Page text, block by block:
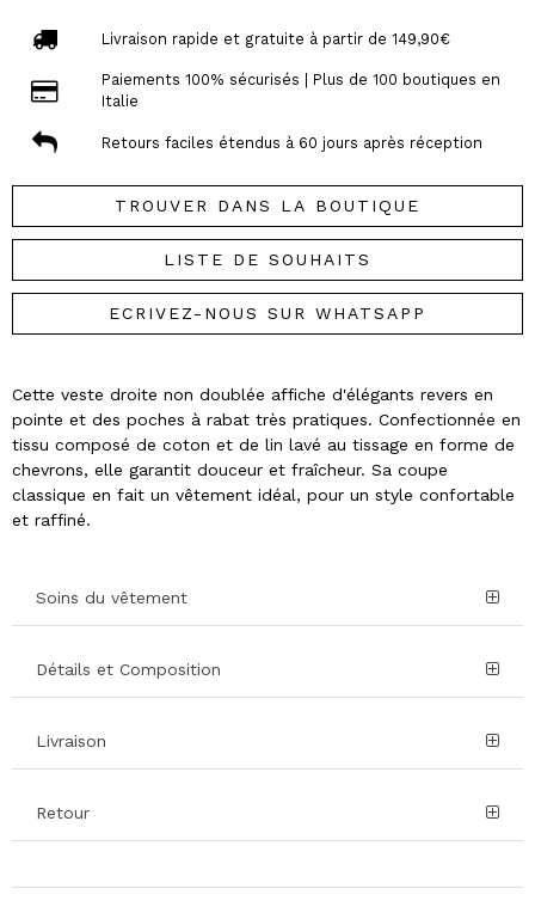
Livraison rapide et gratuite à partir de 149,90€
Paiements 100% sécurisés | Plus de 100 boutiques en
Italie
Retours faciles étendus à 60 jours après réception
TROUVER DANS LA BOUTIQUE
LISTE DE SOUHAITS
ECRIVEZ-NOUS SUR WHATSAPP
Cette veste droite non doublée affiche d'élégants revers en
pointe et des poches à rabat très pratiques. Confectionnée en
tissu composé de coton et de lin lavé au tissage en forme de
chevrons, elle garantit douceur et fraîcheur. Sa coupe
classique en fait un vêtement idéal, pour un style confortable
et raffiné.
Soins du vêtement
Détails et Composition
Livraison
Retour